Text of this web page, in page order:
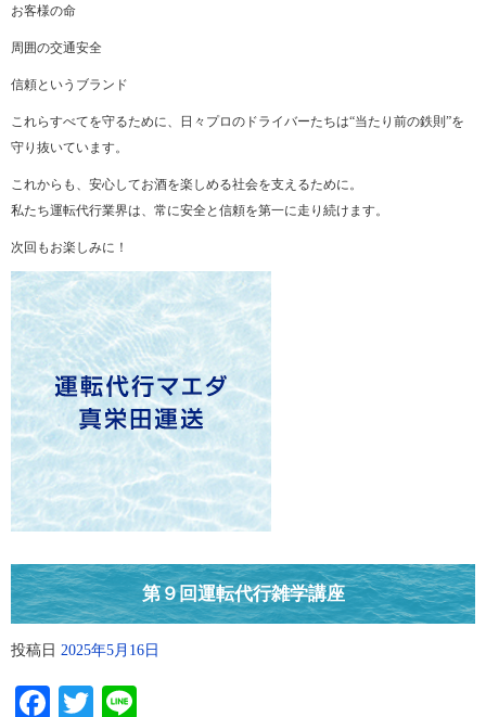
お客様の命
周囲の交通安全
信頼というブランド
これらすべてを守るために、日々プロのドライバーたちは“当たり前の鉄則”を
守り抜いています。
これからも、安心してお酒を楽しめる社会を支えるために。
私たち運転代行業界は、常に安全と信頼を第一に走り続けます。
次回もお楽しみに！
第９回運転代行雑学講座
投稿日 2025年5月16日
Facebook
Twitter